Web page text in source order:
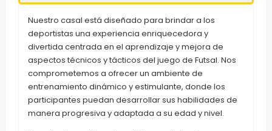
Nuestro casal está diseñado para brindar a los
deportistas una experiencia enriquecedora y
divertida centrada en el aprendizaje y mejora de
aspectos técnicos y tácticos del juego de Futsal. Nos
comprometemos a ofrecer un ambiente de
entrenamiento dinámico y estimulante, donde los
participantes puedan desarrollar sus habilidades de
manera progresiva y adaptada a su edad y nivel.